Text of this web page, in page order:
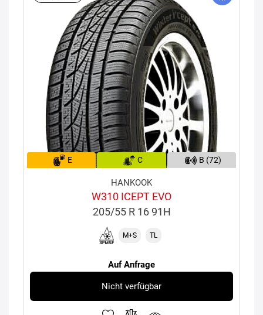
E C B (72)
HANKOOK
W310 ICEPT EVO
205/55 R 16 91H
M+S TL
Auf Anfrage
Nicht verfügbar